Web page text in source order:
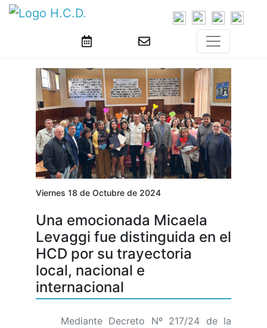
Viernes 18 de Octubre de 2024
Una emocionada Micaela
Levaggi fue distinguida en el
HCD por su trayectoria
local, nacional e
internacional
Mediante Decreto Nº 217/24 de la